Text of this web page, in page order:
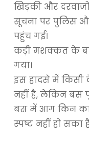
खिड़की और
सूचना पर पुलिस
पहुंच गई।
कड़ी मशक्कत के
गया।
इस हादसे में किसी
नहीं है, लेकिन बस
बस में आग किन
स्पष्ट नहीं हो सका